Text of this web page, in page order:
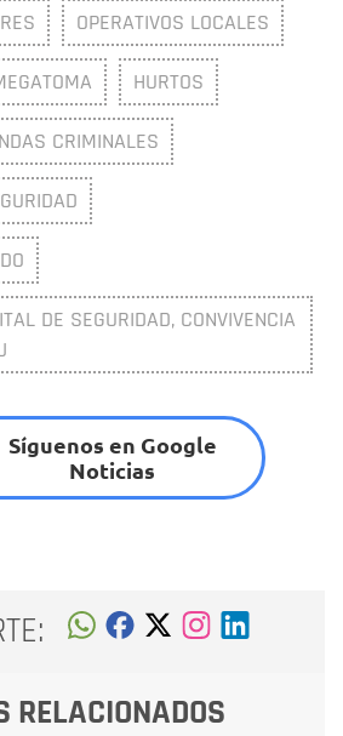
OPERATIVOS LOCALES
HURTOS
CRIMINALES
DE SEGURIDAD, CONVIVENCIA
Síguenos en Google
Noticias
RELACIONADOS